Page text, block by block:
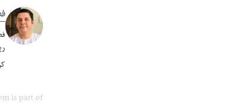
is part of